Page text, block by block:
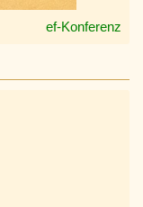
ef-Konferenz